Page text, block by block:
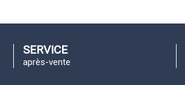
SERVICE
après-vente